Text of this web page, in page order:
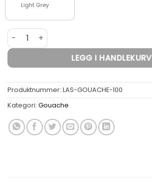
Light Grey
Lascaux Gouache antall
LEGG I HANDLEKURV
Produktnummer: LAS-GOUACHE-100
Kategori: Gouache